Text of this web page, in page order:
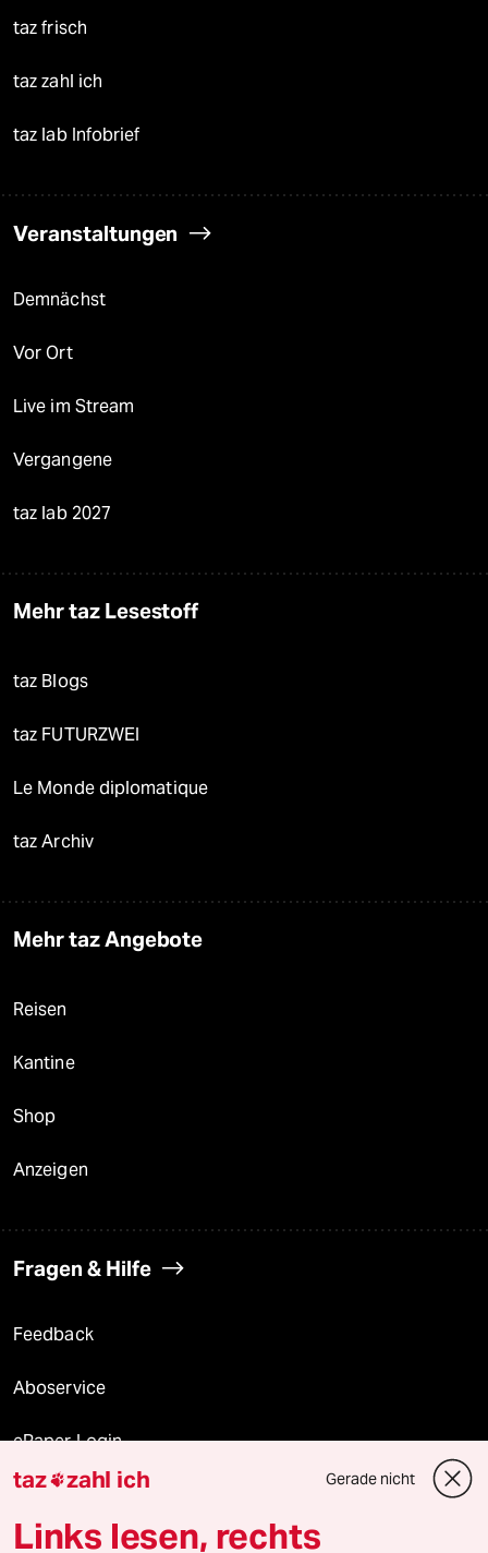
taz frisch
taz zahl ich
taz lab Infobrief
Veranstaltungen
Demnächst
Vor Ort
Live im Stream
Vergangene
taz lab 2027
Mehr taz Lesestoff
taz Blogs
taz FUTURZWEI
Le Monde diplomatique
taz Archiv
Mehr taz Angebote
Reisen
Kantine
Shop
Anzeigen
Fragen & Hilfe
Feedback
Aboservice
ePaper Login
Downloads für Abonnierende
taz zahl ich Gerade nicht
Links lesen, rechts